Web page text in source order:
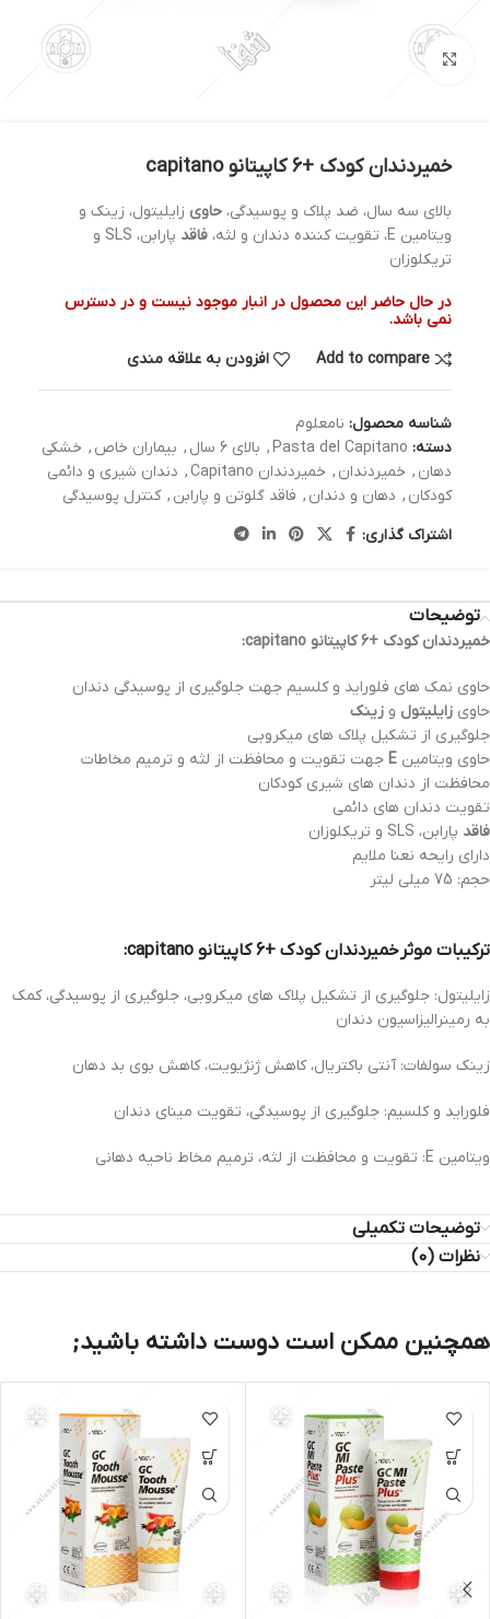
بزرگنمایی تصویر
خمیردندان کودک +6 کاپیتانو capitano
بالای سه سال، ضد پلاک و پوسیدگی، حاوی زایلیتول، زینک و
ویتامین E، تقویت کننده دندان و لثه،
فاقد
پارابن، SLS و
تریکلوزان
در حال حاضر این محصول در انبار موجود نیست و در دسترس
نمی باشد.
Add to compare
افزودن به علاقه مندی
شناسه محصول: نامعلوم
دسته: Pasta del Capitano
, بالای 6 سال , بیماران خاص , خشکی
دهان , خمیردندان , خمیردندان Capitano , دندان شیری و دائمی
کودکان , دهان و دندان , فاقد گلوتن و پارابن , کنترل پوسیدگی
اشتراک گذاری:
توضیحات
خمیردندان کودک +6 کاپیتانو capitano:
حاوی نمک های فلوراید و کلسیم جهت جلوگیری از پوسیدگی دندان
حاوی زایلیتول و زینک
جلوگیری از تشکیل پلاک های میکروبی
حاوی ویتامین E جهت تقویت و محافظت از لثه و ترمیم مخاطات
محافظت از دندان های شیری کودکان
تقویت دندان های دائمی
فاقد پارابن، SLS و تریکلوزان
دارای رایحه نعنا ملایم
حجم: 75 میلی لیتر
ترکیبات موثر خمیردندان کودک +6 کاپیتانو capitano:
زایلیتول: جلوگیری از تشکیل پلاک های میکروبی، جلوگیری از پوسیدگی، کمک
به رمینرالیزاسیون دندان
زینک سولفات: آنتی باکتریال، کاهش ژنژیویت، کاهش بوی بد دهان
فلوراید و کلسیم: جلوگیری از پوسیدگی، تقویت مینای دندان
ویتامین E: تقویت و محافظت از لثه، ترمیم مخاط ناحیه دهانی
توضیحات تکمیلی
نظرات (0)
همچنین ممکن است دوست داشته باشید;